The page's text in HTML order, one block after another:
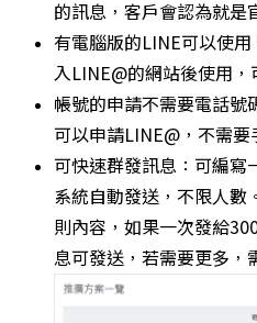
的訊息，客戶會認為就是
有電腦版的LINE可以使
入LINE@的網站後使用，
帳號的申請不需要電話號
可以申請LINE@，不需要
可快速群發訊息：可編寫
系統自動發送，不限人數
則內容，如果一次發給
息可發送，若需要更多，